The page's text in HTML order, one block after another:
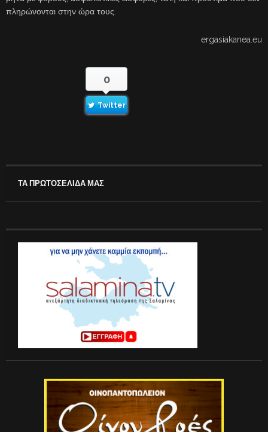
πληρώνονται στην ώρα τους.
ergasiakanea.eu
0
Twitter
ΤΑ ΠΡΩΤΟΣΕΛΙΔΑ ΜΑΣ